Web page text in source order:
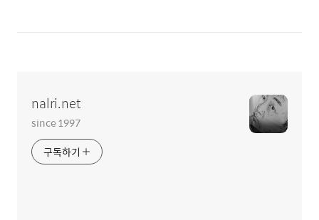
nalri.net
since 1997
구독하기